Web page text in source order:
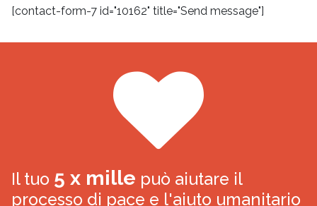
[contact-form-7 id="10162" title="Send message"]
Il tuo 5 x mille può aiutare il
processo di pace e l'aiuto umanitario